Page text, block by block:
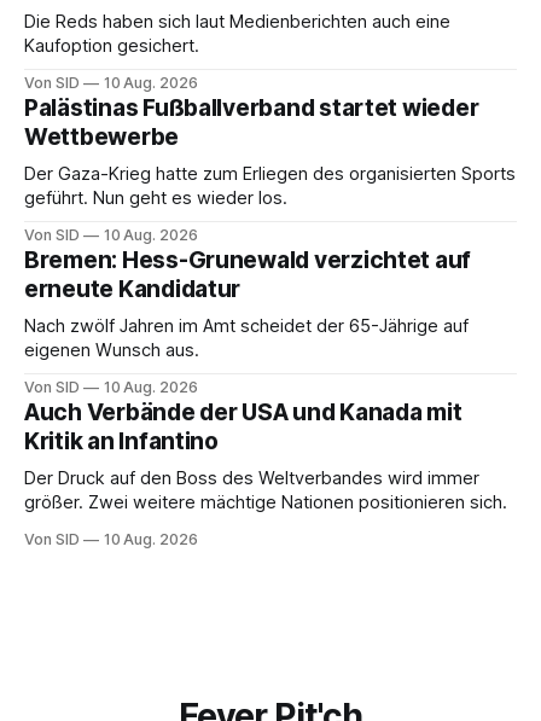
Die Reds haben sich laut Medienberichten auch eine
Kaufoption gesichert.
Von SID 10 Aug. 2026
Palästinas Fußballverband startet wieder
Wettbewerbe
Der Gaza-Krieg hatte zum Erliegen des organisierten Sports
geführt. Nun geht es wieder los.
Von SID 10 Aug. 2026
Bremen: Hess-Grunewald verzichtet auf
erneute Kandidatur
Nach zwölf Jahren im Amt scheidet der 65-Jährige auf
eigenen Wunsch aus.
Von SID 10 Aug. 2026
Auch Verbände der USA und Kanada mit
Kritik an Infantino
Der Druck auf den Boss des Weltverbandes wird immer
größer. Zwei weitere mächtige Nationen positionieren sich.
Von SID 10 Aug. 2026